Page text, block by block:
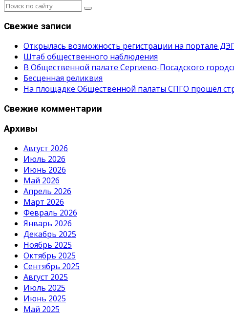
Свежие записи
Открылась возможность регистрации на портале
Штаб общественного наблюдения
В Общественной палате Сергиево-Посадского
Бесценная реликвия
На площадке Общественной палаты СПГО прошёл
Свежие комментарии
Архивы
Август 2026
Июль 2026
Июнь 2026
Май 2026
Апрель 2026
Март 2026
Февраль 2026
Январь 2026
Декабрь 2025
Ноябрь 2025
Октябрь 2025
Сентябрь 2025
Август 2025
Июль 2025
Июнь 2025
Май 2025